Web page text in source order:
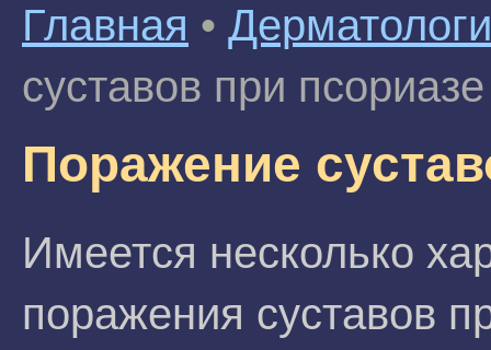
Главная •
суставов при псориазе
Поражение
Имеется несколько
поражения суставов